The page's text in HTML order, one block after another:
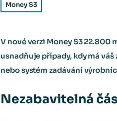
Money S3
V nové verzi Money S3 22.800
usnadňuje případy, kdy má
nebo systém zadávání
Nezabavitelná